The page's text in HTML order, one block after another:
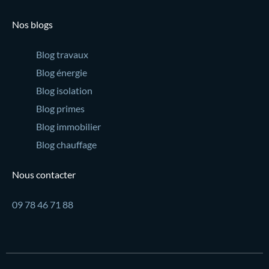
Nos blogs
Blog travaux
Blog énergie
Blog isolation
Blog primes
Blog immobilier
Blog chauffage
Nous contacter
09 78 46 71 88